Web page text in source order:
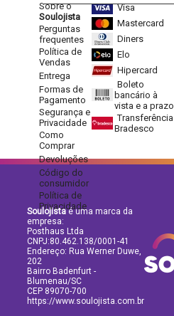
Sobre o
Soulojista
Perguntas
frequentes
Política de
Vendas
Entrega
Formas de
Pagamento
Segurança e
Privacidade
Como
Comprar
Devoluções
Código do
consumidor
Política de
Privacidade
Visa
Mastercard
Diners
Elo
Hipercard
Boleto
bancário à
vista e a prazo
Transferência
Bradesco
Soulojistaé uma marca da
empresa:
Posthaus Ltda
CNPJ:80.462.138/0001-41
Endereço: Rua Werner Duwe,
202
Bairro Badenfurt -
Blumenau/SC
CEP 89070-700
https://www.soulojista.com.br